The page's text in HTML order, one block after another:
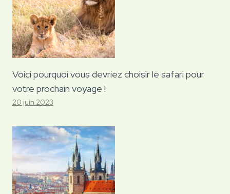
Voici pourquoi vous devriez choisir le safari pour
votre prochain voyage !
20 juin 2023